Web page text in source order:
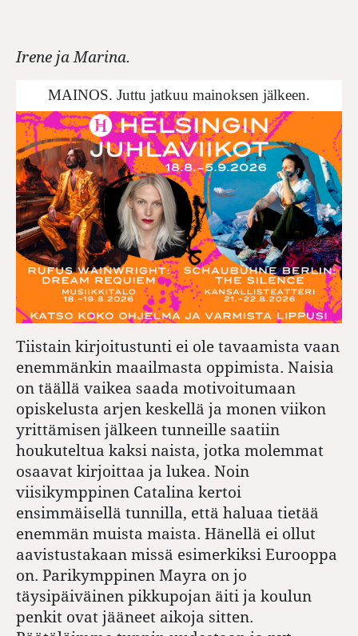
Irene ja Marina.
MAINOS. Juttu jatkuu mainoksen jälkeen.
Tiistain kirjoitustunti ei ole tavaamista vaan
enemmänkin maailmasta oppimista. Naisia
on täällä vaikea saada motivoitumaan
opiskelusta arjen keskellä ja monen viikon
yrittämisen jälkeen tunneille saatiin
houkuteltua kaksi naista, jotka molemmat
osaavat kirjoittaa ja lukea. Noin
viisikymppinen Catalina kertoi
ensimmäisellä tunnilla, että haluaa tietää
enemmän muista maista. Hänellä ei ollut
aavistustakaan missä esimerkiksi Eurooppa
on. Parikymppinen Mayra on jo
täysipäiväinen pikkupojan äiti ja koulun
penkit ovat jääneet aikoja sitten.